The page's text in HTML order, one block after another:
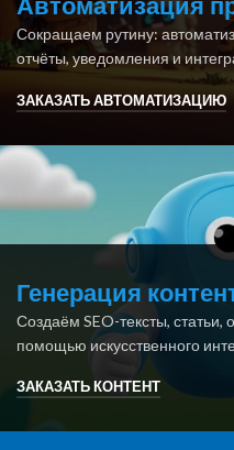
Сокращаем рутину:
отчёты, уведомления и
ЗАКАЗАТЬ АВТОМАТИЗАЦИЮ
Генерация
Создаём SEO-тексты, статьи,
помощью искусственного
ЗАКАЗАТЬ КОНТЕНТ